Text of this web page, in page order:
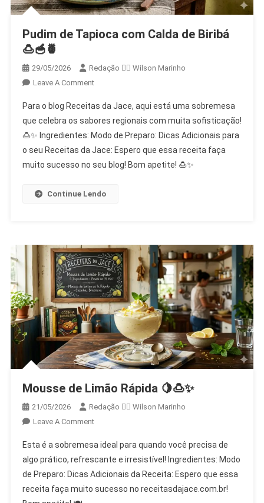
Pudim de Tapioca com Calda de Biribá
🍮🥣🍍
29/05/2026
Redação 👨‍⚖️​ Wilson Marinho
Leave A CommentOn
De
Tapioca
Com
Calda
De
🍮
Para o blog Receitas da Jace, aqui está uma sobremesa
que celebra os sabores regionais com muita sofisticação!
🍮✨ Ingredientes: Modo de Preparo: Dicas Adicionais para
o seu Receitas da Jace: Espero que essa receita faça
muito sucesso no seu blog! Bom apetite! 🍮✨
Continue Lendo
Mousse de Limão Rápida 🍋🍮✨
21/05/2026
Redação 👨‍⚖️​ Wilson Marinho
Leave A CommentOn
De
Limão
Rápida
🍋
Esta é a sobremesa ideal para quando você precisa de
algo prático, refrescante e irresistível! Ingredientes: Modo
de Preparo: Dicas Adicionais da Receita: Espero que essa
receita faça muito sucesso no receitasdajace.com.br!